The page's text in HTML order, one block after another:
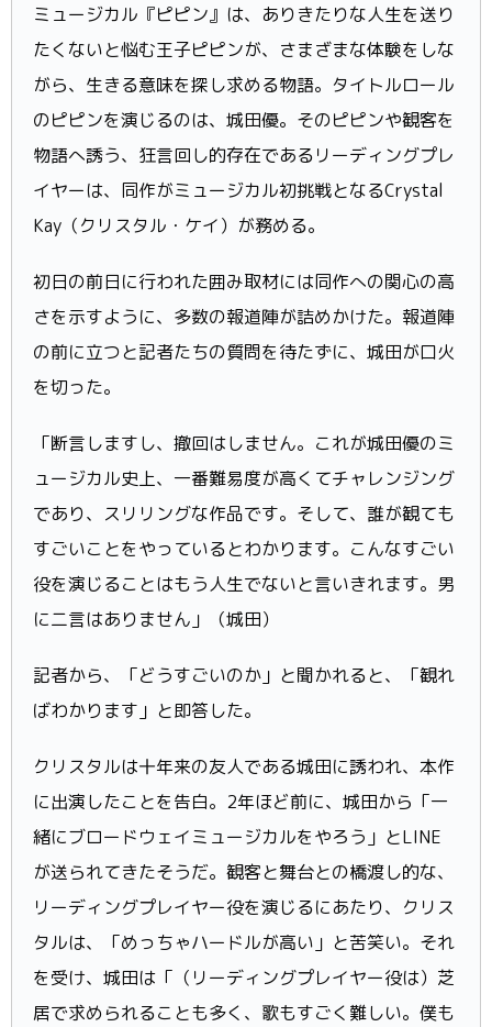
ミュージカル『ピピン』は、ありきたりな人生を送り
たくないと悩む王子ピピンが、さまざまな体験をしな
がら、生きる意味を探し求める物語。タイトルロール
のピピンを演じるのは、城田優。そのピピンや観客を
物語へ誘う、狂言回し的存在であるリーディングプレ
イヤーは、同作がミュージカル初挑戦となるCrystal
Kay（クリスタル・ケイ）が務める。
初日の前日に行われた囲み取材には同作への関心の高
さを示すように、多数の報道陣が詰めかけた。報道陣
の前に立つと記者たちの質問を待たずに、城田が口火
を切った。
「断言しますし、撤回はしません。これが城田優のミ
ュージカル史上、一番難易度が高くてチャレンジング
であり、スリリングな作品です。そして、誰が観ても
すごいことをやっているとわかります。こんなすごい
役を演じることはもう人生でないと言いきれます。男
に二言はありません」（城田）
記者から、「どうすごいのか」と聞かれると、「観れ
ばわかります」と即答した。
クリスタルは十年来の友人である城田に誘われ、本作
に出演したことを告白。2年ほど前に、城田から「一
緒にブロードウェイミュージカルをやろう」とLINE
が送られてきたそうだ。観客と舞台との橋渡し的な、
リーディングプレイヤー役を演じるにあたり、クリス
タルは、「めっちゃハードルが高い」と苦笑い。それ
を受け、城田は「（リーディングプレイヤー役は）芝
居で求められることも多く、歌もすごく難しい。僕も